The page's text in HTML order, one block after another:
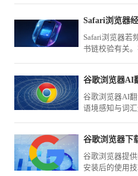
Safari浏览器若
书链校验有关
谷歌浏览器AI
谷歌浏览器AI
语境感知与词
谷歌浏览器下
谷歌浏览器提
安装后的使用